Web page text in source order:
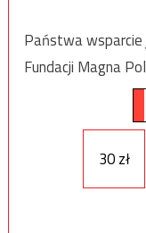
Państwa wsparcie
Fundacji Magna
30 zł